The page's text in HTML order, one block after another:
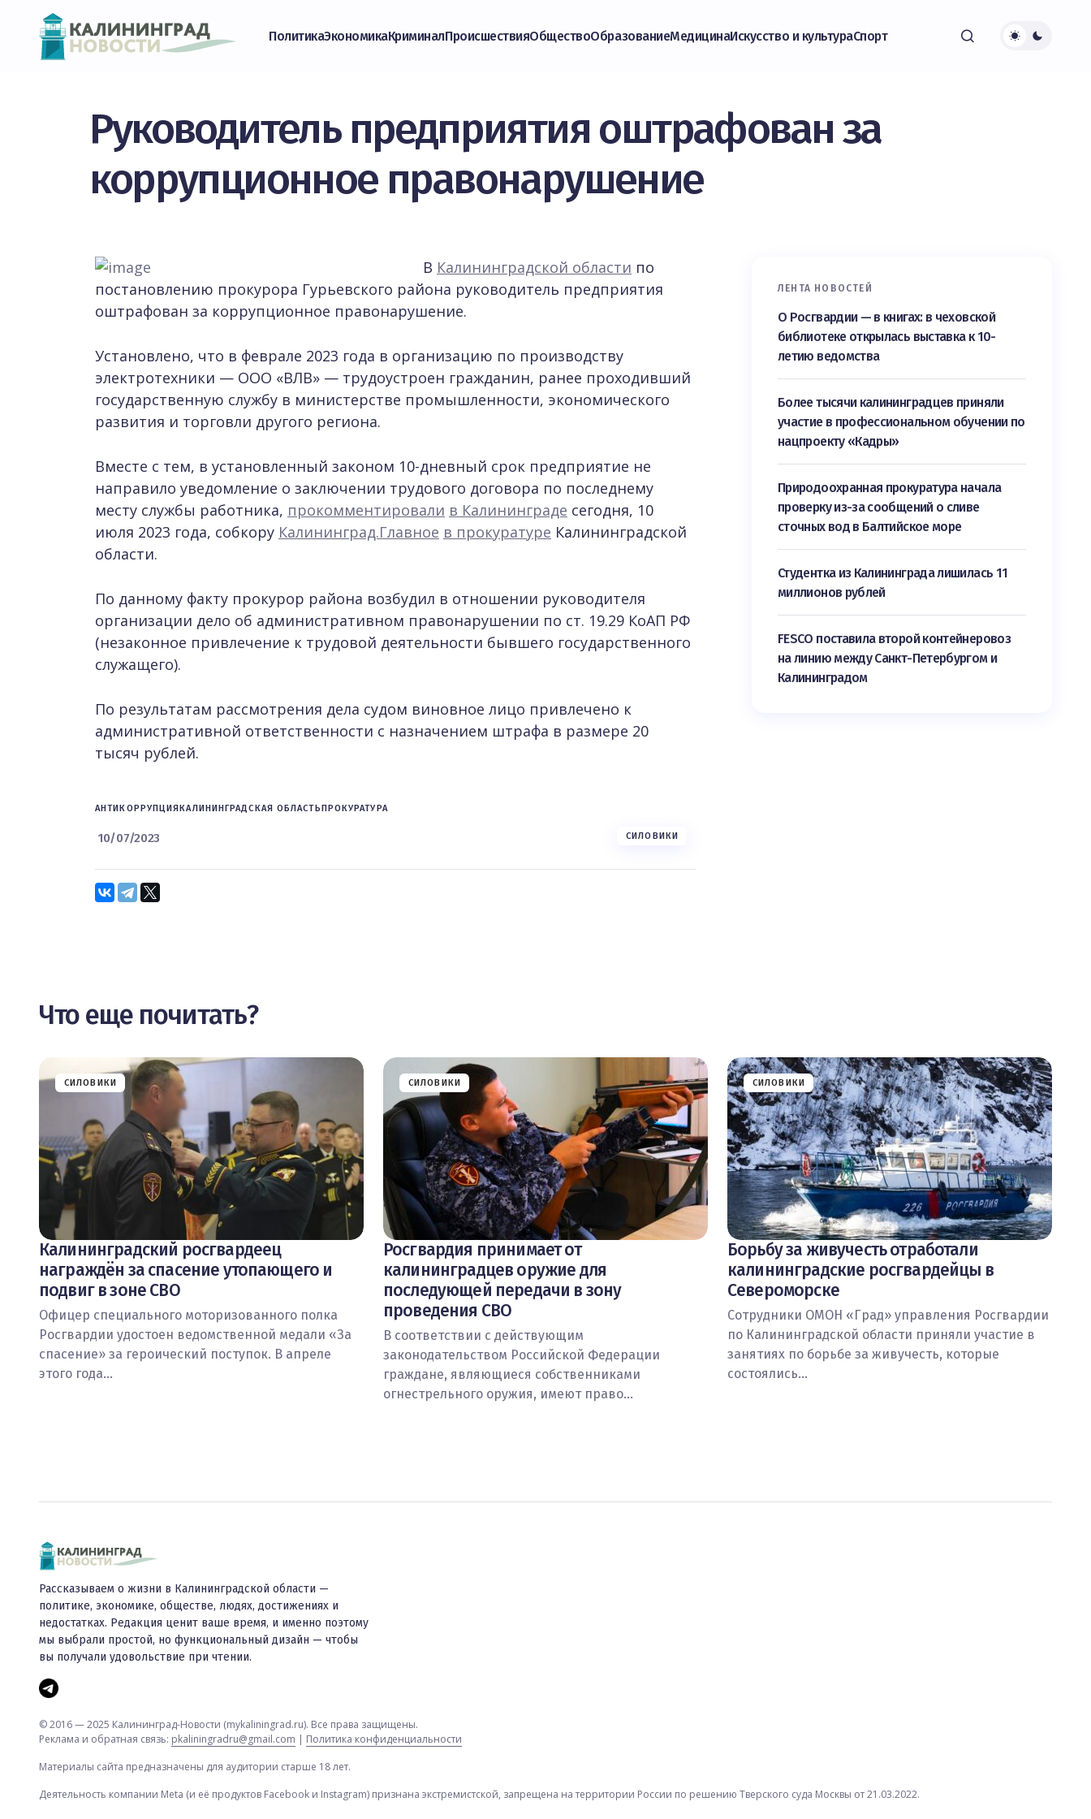
ПолитикаЭкономикаКриминалПроисшествияОбществоОбразованиеМедицинаИскусство и культураСпорт
Руководитель предприятия оштрафован за
коррупционное правонарушение
В Калининградской области по
постановлению прокурора Гурьевского района руководитель предприятия
оштрафован за коррупционное правонарушение.
Установлено, что в феврале 2023 года в организацию по производству
электротехники — ООО «ВЛВ» — трудоустроен гражданин, ранее проходивший
государственную службу в министерстве промышленности, экономического
развития и торговли другого региона.
Вместе с тем, в установленный законом 10-дневный срок предприятие не
направило уведомление о заключении трудового договора по последнему
месту службы работника, прокомментировали в Калининграде сегодня, 10
июля 2023 года, собкору Калининград.Главное в прокуратуре Калининградской
области.
По данному факту прокурор района возбудил в отношении руководителя
организации дело об административном правонарушении по ст. 19.29 КоАП РФ
(незаконное привлечение к трудовой деятельности бывшего государственного
служащего).
По результатам рассмотрения дела судом виновное лицо привлечено к
административной ответственности с назначением штрафа в размере 20
тысяч рублей.
АНТИКОРРУПЦИЯКАЛИНИНГРАДСКАЯ ОБЛАСТЬПРОКУРАТУРА
10/07/2023 СИЛОВИКИ
ЛЕНТА НОВОСТЕЙ
О Росгвардии — в книгах: в чеховской
библиотеке открылась выставка к 10-
летию ведомства
Более тысячи калининградцев приняли
участие в профессиональном обучении по
нацпроекту «Кадры»
Природоохранная прокуратура начала
проверку из-за сообщений о сливе
сточных вод в Балтийское море
Студентка из Калининграда лишилась 11
миллионов рублей
FESCO поставила второй контейнеровоз
на линию между Санкт-Петербургом и
Калининградом
Что еще почитать?
СИЛОВИКИ
Калининградский росгвардеец
награждён за спасение утопающего и
подвиг в зоне СВО
Офицер специального моторизованного полка
Росгвардии удостоен ведомственной медали «За
спасение» за героический поступок. В апреле
этого года…
СИЛОВИКИ
Росгвардия принимает от
калининградцев оружие для
последующей передачи в зону
проведения СВО
В соответствии с действующим
законодательством Российской Федерации
граждане, являющиеся собственниками
огнестрельного оружия, имеют право…
СИЛОВИКИ
Борьбу за живучесть отработали
калининградские росгвардейцы в
Североморске
Сотрудники ОМОН «Град» управления Росгвардии
по Калининградской области приняли участие в
занятиях по борьбе за живучесть, которые
состоялись…
Рассказываем о жизни в Калининградской области —
политике, экономике, обществе, людях, достижениях и
недостатках. Редакция ценит ваше время, и именно поэтому
мы выбрали простой, но функциональный дизайн — чтобы
вы получали удовольствие при чтении.
© 2016 — 2025 Калининград-Новости (mykaliningrad.ru). Все права защищены.
Реклама и обратная связь: pkaliningradru@gmail.com | Политика конфиденциальности
Материалы сайта предназначены для аудитории старше 18 лет.
Деятельность компании Meta (и её продуктов Facebook и Instagram) признана экстремистской, запрещена на территории России по решению Тверского суда Москвы от 21.03.2022.